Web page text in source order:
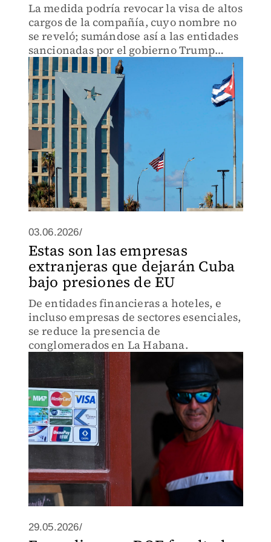
La medida podría revocar la visa de altos
cargos de la compañía, cuyo nombre no
se reveló; sumándose así a las entidades
sancionadas por el gobierno Trump
relacionadas con La Habana.
03.06.2026/
Estas son las empresas
extranjeras que dejarán Cuba
bajo presiones de EU
De entidades financieras a hoteles, e
incluso empresas de sectores esenciales,
se reduce la presencia de
conglomerados en La Habana.
29.05.2026/